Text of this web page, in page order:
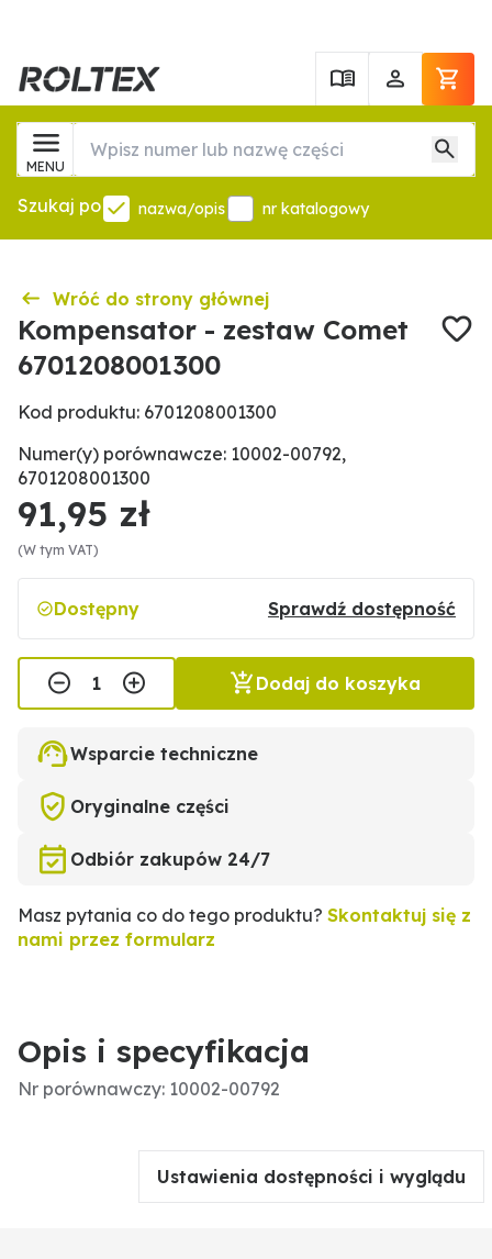
MENU
Szukaj po nazwa/opis nr katalogowy
Wróć do strony głównej
Kompensator - zestaw Comet
6701208001300
Kod produktu: 6701208001300
Numer(y) porównawcze: 10002-00792,
6701208001300
91,95 zł
(W tym VAT)
Dostępny Sprawdź dostępność
Dodaj do koszyka
Wsparcie techniczne
Oryginalne części
Odbiór zakupów 24/7
Masz pytania co do tego produktu? Skontaktuj się z
nami przez formularz
Opis i specyfikacja
Nr porównawczy: 10002-00792
Ustawienia dostępności i wyglądu